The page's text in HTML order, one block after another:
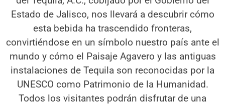
Estado de Jalisco, nos llevará a descubrir cómo
esta bebida ha trascendido fronteras,
convirtiéndose en un símbolo nuestro país ante el
mundo y cómo el Paisaje Agavero y las antiguas
instalaciones de Tequila son reconocidas por la
UNESCO como Patrimonio de la Humanidad.
Todos los visitantes podrán disfrutar de una